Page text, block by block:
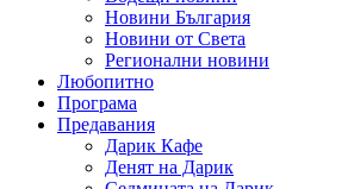
Новини България
Новини от Света
Регионални новини
Любопитно
Програма
Предавания
Дарик Кафе
Денят на Дарик